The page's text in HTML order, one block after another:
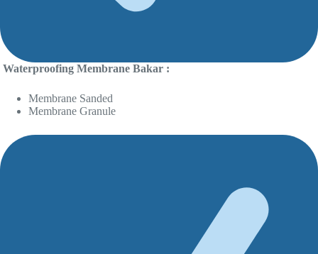
Waterproofing Membrane Bakar :
Membrane Sanded
Membrane Granule